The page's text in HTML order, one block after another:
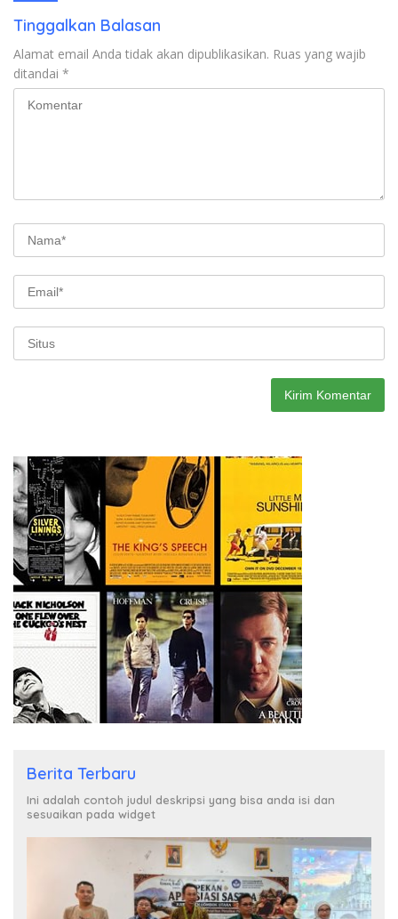
Tinggalkan Balasan
Alamat email Anda tidak akan dipublikasikan. Ruas yang wajib
ditandai *
Berita Terbaru
Ini adalah contoh judul deskripsi yang bisa anda isi dan
sesuaikan pada widget